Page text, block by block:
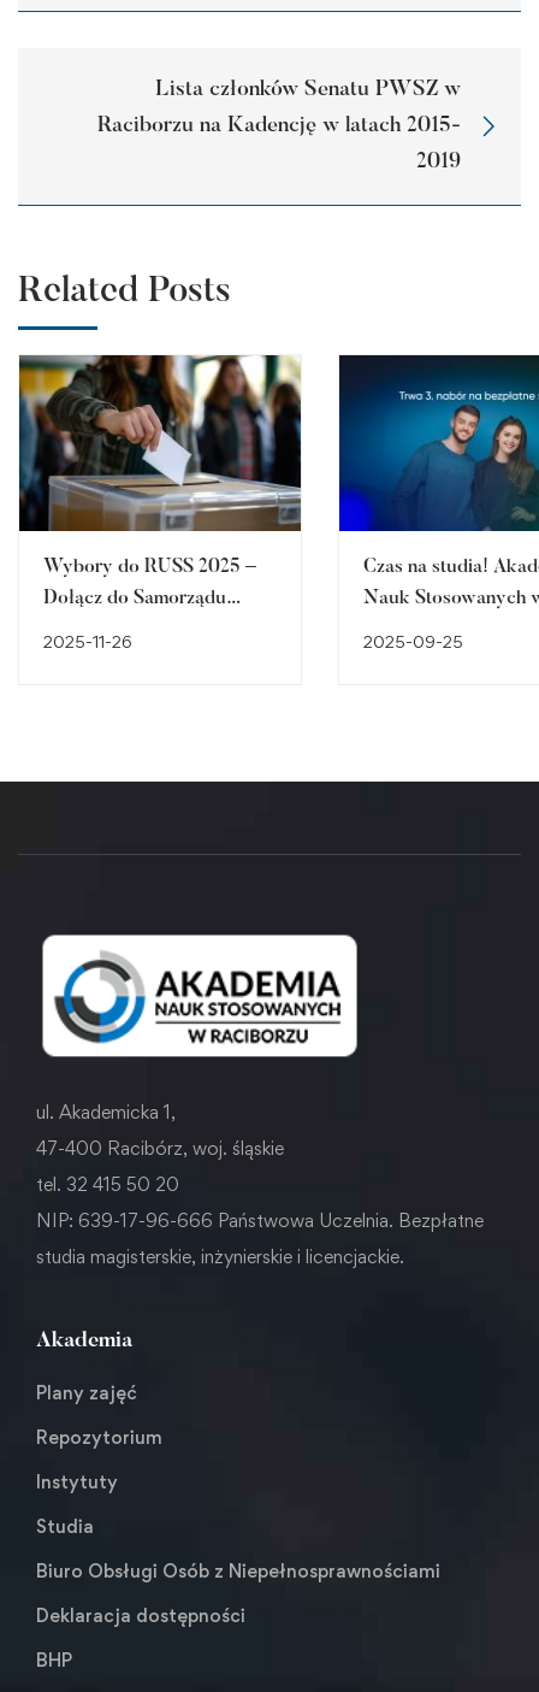
Lista członków Senatu PWSZ w
Raciborzu na Kadencję w latach 2015-
2019
Related Posts
Wybory do RUSS 2025 –
Dołącz do Samorządu
2025-11-26
Czas na studia!
Nauk Stosowanych
2025-09-25
ul. Akademicka 1,
47-400 Racibórz, woj. śląskie
tel. 32 415 50 20
NIP: 639-17-96-666 Państwowa Uczelnia. Bezpłatne
studia magisterskie, inżynierskie i licencjackie.
Akademia
Plany zajęć
Repozytorium
Instytuty
Studia
Biuro Obsługi Osób z Niepełnosprawnościami
Deklaracja dostępności
BHP